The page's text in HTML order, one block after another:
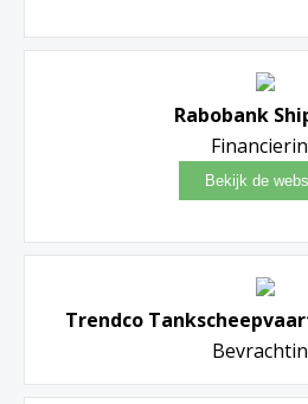
Rabobank
Trendco